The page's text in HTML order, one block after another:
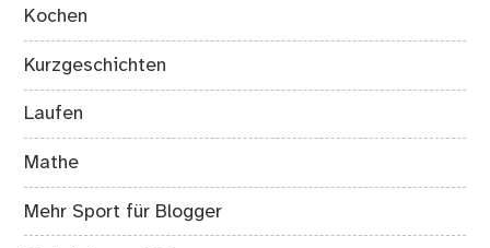
Kochen
Kurzgeschichten
Laufen
Mathe
Mehr Sport für Blogger